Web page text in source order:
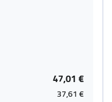
47,01 €
37,61 €